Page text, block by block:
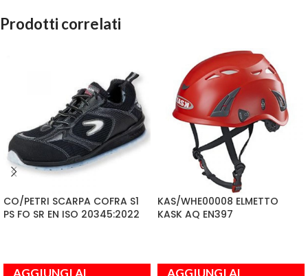
Prodotti correlati
CO/PETRI SCARPA COFRA S1
PS FO SR EN ISO 20345:2022
AGGIUNGI AL
KAS/WHE00008 ELMETTO
KASK AQ EN397
AGGIUNGI AL